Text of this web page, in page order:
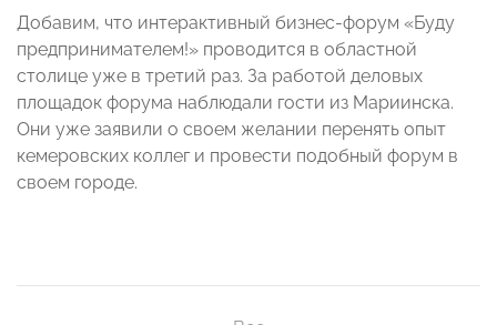
Добавим, что интерактивный бизнес-форум «Буду
предпринимателем!» проводится в областной
столице уже в третий раз. За работой деловых
площадок форума наблюдали гости из Мариинска.
Они уже заявили о своем желании перенять опыт
кемеровских коллег и провести подобный форум в
своем городе.